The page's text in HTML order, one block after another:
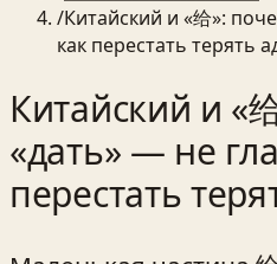
/Китайский и «给»:
как перестать терять
Китайский и «
«дать» — не
перестать